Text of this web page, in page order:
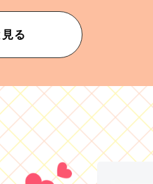
見る